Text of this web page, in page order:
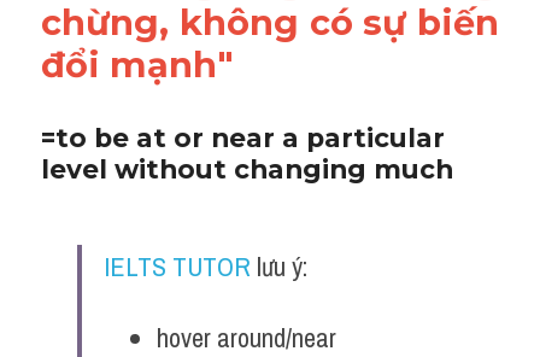
chừng, không có sự biến
đổi mạnh"
=to be at or near a particular
level without changing much
IELTS TUTOR lưu ý:
hover around/near